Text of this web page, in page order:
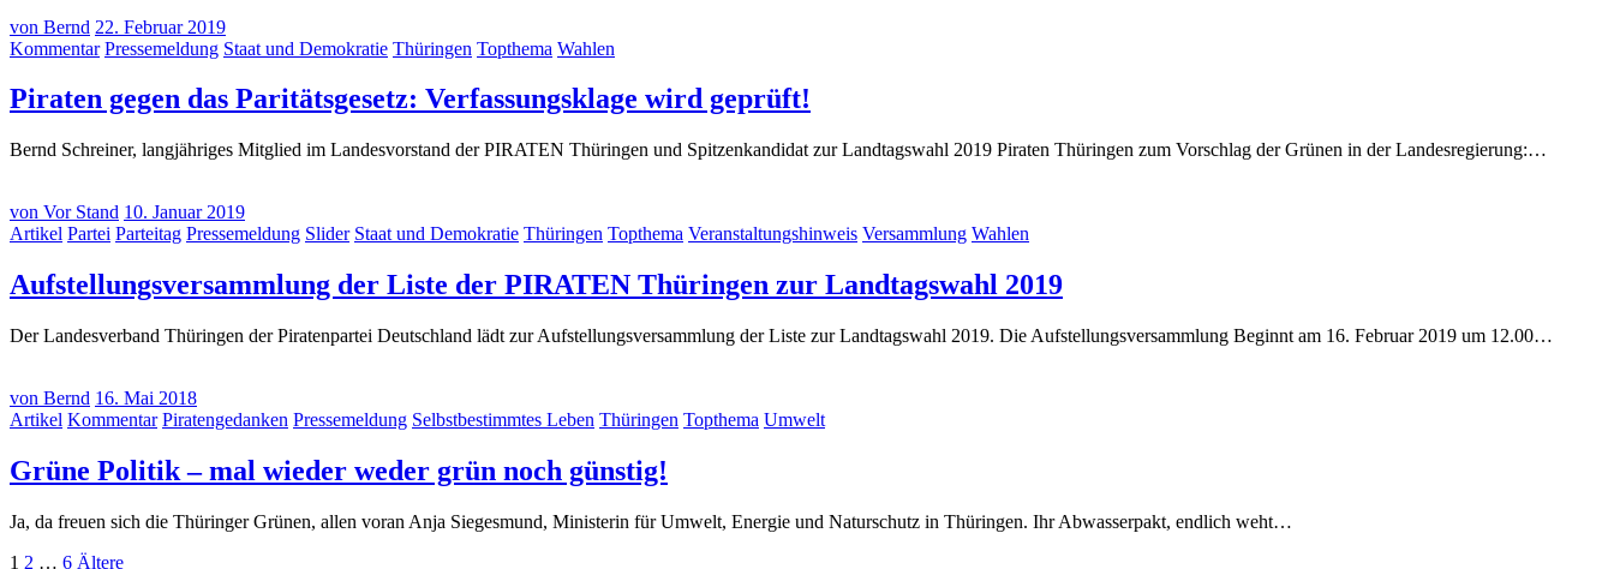
von Bernd 22. Februar 2019
Kommentar Pressemeldung Staat und Demokratie Thüringen Topthema Wahlen
Piraten gegen das Paritätsgesetz: Verfassungsklage wird geprüft!
2019)
Bernd Schreiner, langjähriges Mitglied im Landesvorstand der PIRATEN Thüringen und Spitzenkandidat zur Landtagswahl 2019 Piraten Thüringen zum Vorschlag der Grünen in der Landesregierung:…
von Vor Stand 10. Januar 2019
Artikel Partei Parteitag Pressemeldung Slider Staat und Demokratie Thüringen Topthema Veranstaltungshinweis Versammlung Wahlen
Aufstellungsversammlung der Liste der PIRATEN Thüringen zur Landtagswahl 2019(10.
2019)
Der Landesverband Thüringen der Piratenpartei Deutschland lädt zur Aufstellungsversammlung der Liste zur Landtagswahl 2019. Die Aufstellungsversammlung Beginnt am 16. Februar 2019 um 12.00…
von Bernd 16. Mai 2018
Artikel Kommentar Piratengedanken Pressemeldung Selbstbestimmtes Leben Thüringen Topthema Umwelt
Grüne Politik – mal wieder weder grün noch günstig!
2018)
Ja, da freuen sich die Thüringer Grünen, allen voran Anja Siegesmund, Ministerin für Umwelt, Energie und Naturschutz in Thüringen. Ihr Abwasserpakt, endlich weht…
Seite
1 Seite
2 … Seite
6 ÄltereÄltere